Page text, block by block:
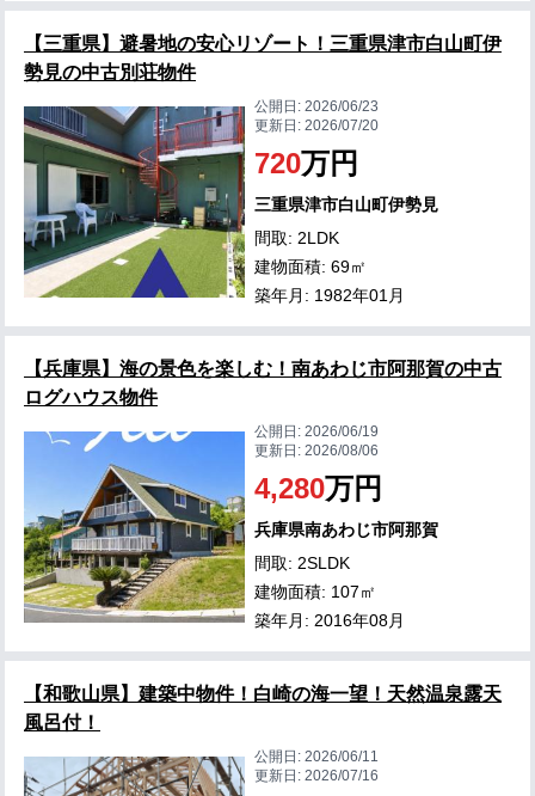
【三重県】避暑地の安心リゾート！三重県津市白山町伊
勢見の中古別荘物件
公開日:2026/06/23
更新日:2026/07/20
720万円
三重県津市白山町伊勢見
間取: 2LDK
建物面積: 69㎡
築年月: 1982年01月
【兵庫県】海の景色を楽しむ！南あわじ市阿那賀の中古
ログハウス物件
公開日:2026/06/19
更新日:2026/08/06
4,280万円
兵庫県南あわじ市阿那賀
間取: 2SLDK
建物面積: 107㎡
築年月: 2016年08月
【和歌山県】建築中物件！白崎の海一望！天然温泉露天
風呂付！
公開日:2026/06/11
更新日:2026/07/16